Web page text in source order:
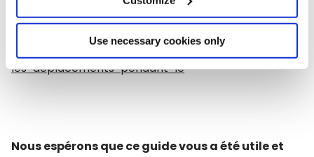
Use necessary cookies only
https://www.lest-eclair.fr/id139959/article/2020-03-
18/coronavirus-nos-reponses-vos-questions-sur-
les-deplacements-pendant-le
Nous espérons que ce guide vous a été utile et